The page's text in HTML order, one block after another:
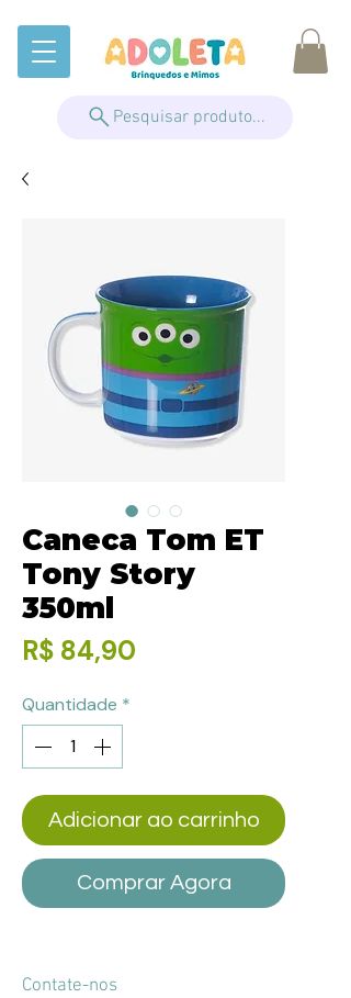
Pesquisar produto...
Caneca Tom ET
Tony Story
350ml
R$ 84,90
Quantidade *
Adicionar ao carrinho
Comprar Agora
Contate-nos